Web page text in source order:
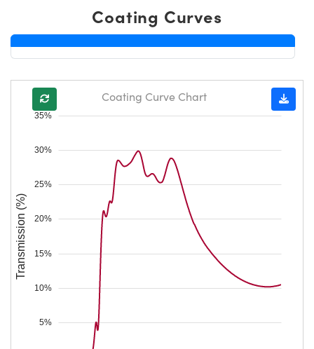
Coating Curves
5%
10%
15%
20%
25%
30%
35%
Transmission (%)
Coating Curve Chart